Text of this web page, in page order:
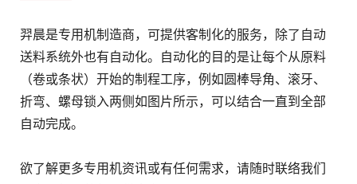
羿晨是专用机制造商，可提供客制化的服务，除了自动
送料系统外也有自动化。自动化的目的是让每个从原料
（卷或条状）开始的制程工序，例如圆棒导角、滚牙、
折弯、螺母锁入两侧如图片所示，可以结合一直到全部
自动完成。
欲了解更多专用机资讯或有任何需求，请随时联络我们